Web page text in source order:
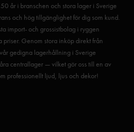
år i branschen och stora lager i Sverige
och hög tillgänglighet för dig som kund.
import- och grossistbolag i ryggen
priser. Genom stora inköp direkt från
gedigna lagerhållning i Sverige
centrallager — vilket gör oss till en av
professionellt ljud, ljus och dekor!